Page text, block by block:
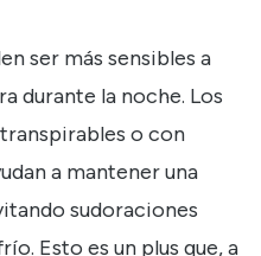
ser más sensibles a
durante la noche. Los
o con
a mantener una
sudoraciones
Esto es un plus que, a